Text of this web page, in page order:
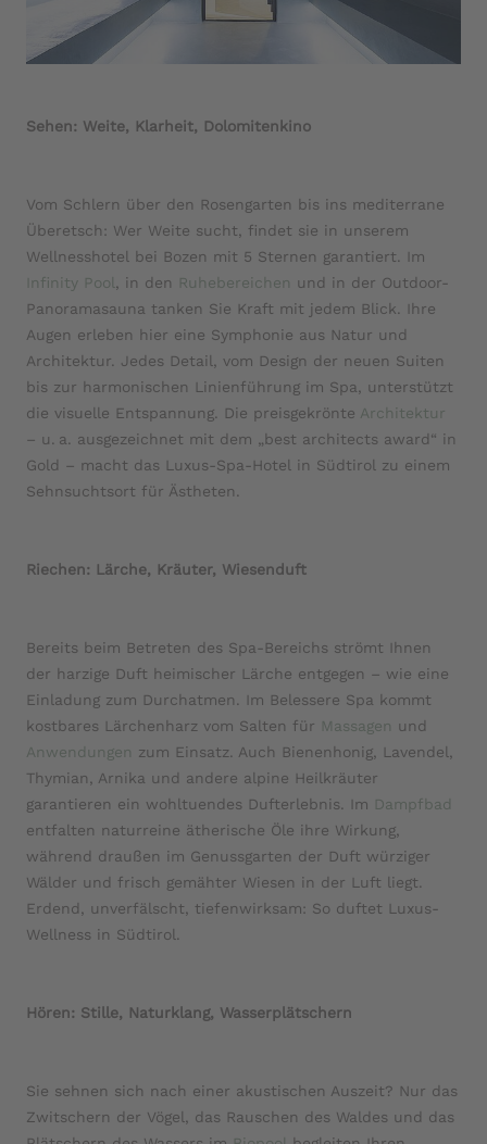
Sehen: Weite, Klarheit, Dolomitenkino
Vom Schlern über den Rosengarten bis ins mediterrane
Überetsch: Wer Weite sucht, findet sie in unserem
Wellnesshotel bei Bozen mit 5 Sternen garantiert. Im
Infinity Pool
, in den Ruhebereichen und in der Outdoor-
Panoramasauna tanken Sie Kraft mit jedem Blick. Ihre
Augen erleben hier eine Symphonie aus Natur und
Architektur. Jedes Detail, vom Design der neuen Suiten
bis zur harmonischen Linienführung im Spa, unterstützt
die visuelle Entspannung. Die preisgekrönte Architektur
– u. a. ausgezeichnet mit dem „best architects award“ in
Gold – macht das Luxus-Spa-Hotel in Südtirol zu einem
Sehnsuchtsort für Ästheten.
Riechen: Lärche, Kräuter, Wiesenduft
Bereits beim Betreten des Spa-Bereichs strömt Ihnen
der harzige Duft heimischer Lärche entgegen – wie eine
Einladung zum Durchatmen. Im Belessere Spa kommt
kostbares Lärchenharz vom Salten für Massagen und
Anwendungen zum Einsatz. Auch Bienenhonig, Lavendel,
Thymian, Arnika und andere alpine Heilkräuter
garantieren ein wohltuendes Dufterlebnis. Im Dampfbad
entfalten naturreine ätherische Öle ihre Wirkung,
während draußen im Genussgarten der Duft würziger
Wälder und frisch gemähter Wiesen in der Luft liegt.
Erdend, unverfälscht, tiefenwirksam: So duftet Luxus-
Wellness in Südtirol.
Hören: Stille, Naturklang, Wasserplätschern
Sie sehnen sich nach einer akustischen Auszeit? Nur das
Zwitschern der Vögel, das Rauschen des Waldes und das